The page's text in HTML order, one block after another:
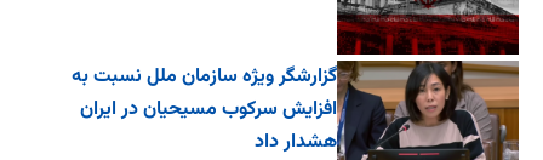
گزارشگر ویژه سازمان ملل نسبت به
افزایش سرکوب مسیحیان در ایران
هشدار داد